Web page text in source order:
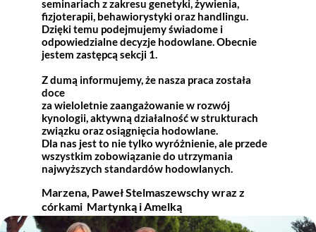
seminariach z zakresu genetyki, żywienia,
fizjoterapii, behawiorystyki oraz handlingu.
Dzięki temu podejmujemy świadome i
odpowiedzialne decyzje hodowlane. Obecnie
jestem zastępcą sekcji 1.
Z dumą informujemy, że nasza praca została
doce
za wieloletnie zaangażowanie w rozwój
kynologii, aktywną działalność w strukturach
związku oraz osiągnięcia hodowlane.
Dla nas jest to nie tylko wyróżnienie, ale przede
wszystkim zobowiązanie do utrzymania
najwyższych standardów hodowlanych.
Marzena, Paweł Stelmaszewschy wraz z
córkami Martynką i Amelką